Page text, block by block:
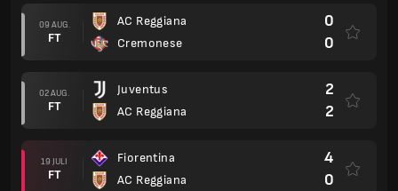
09 AUG.
FT
AC Reggiana
Cremonese
0
0
02 AUG.
FT
Juventus
AC Reggiana
2
2
19 JULI
FT
Fiorentina
AC Reggiana
4
0